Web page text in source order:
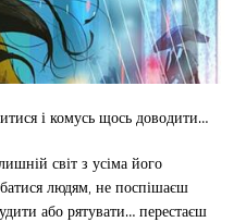
і комусь щось доводити…
світ з усіма його
людям, не поспішаєш
або рятувати… перестаєш